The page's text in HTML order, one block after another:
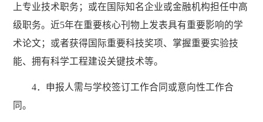
上专业技术职务；或在国际知名企业或金融机构担任中高
级职务。近5年在重要核心刊物上发表具有重要影响的学
术论文；或者获得国际重要科技奖项、掌握重要实验技
能、拥有科学工程建设关键技术等。
4．申报人需与学校签订工作合同或意向性工作合
同。